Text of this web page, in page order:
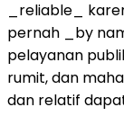
_reliable_
pernah _by
pelayanan
rumit, dan
dan relatif